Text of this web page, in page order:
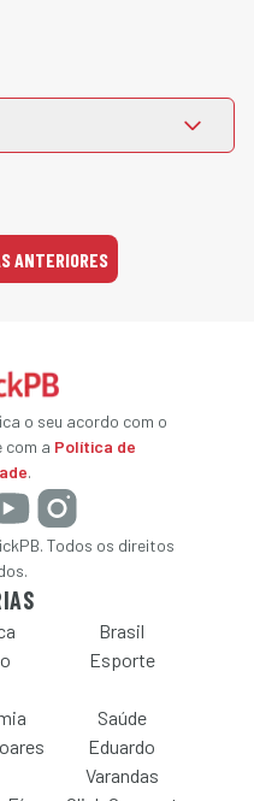
ANTERIORES
o seu acordo com o
com a Política de
.
Todos os direitos
Brasil
Esporte
Saúde
Eduardo
Varandas